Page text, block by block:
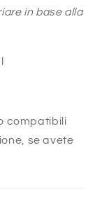
in base alla
compatibili
se avete